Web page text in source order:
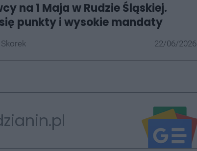
na 1 Maja w Rudzie Śląskiej.
punkty i wysokie mandaty
22/06/2026